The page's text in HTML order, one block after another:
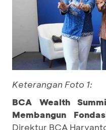
Keterangan Foto 1:
BCA Wealth
Membangun
Direktur BCA